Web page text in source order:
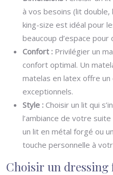
à vos besoins (lit
king-size est idéal pour
beaucoup d’espace pour
Confort : Privilégier un
confort optimal. Un
matelas en latex offre
exceptionnels.
Style : Choisir un lit qui
l’ambiance de votre
un lit en métal forgé ou
touche personnelle à
Choisir un dressing